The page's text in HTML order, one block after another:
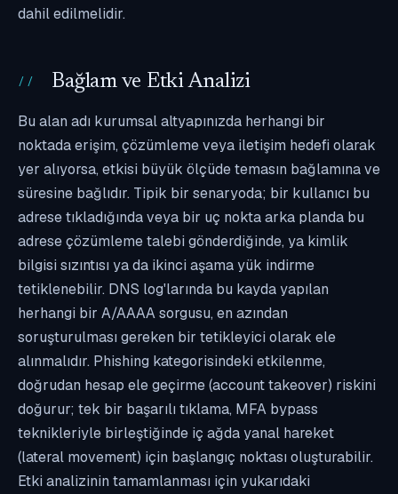
dahil edilmelidir.
Bağlam ve Etki Analizi
Bu alan adı kurumsal altyapınızda herhangi bir
noktada erişim, çözümleme veya iletişim hedefi olarak
yer alıyorsa, etkisi büyük ölçüde temasın bağlamına ve
süresine bağlıdır. Tipik bir senaryoda; bir kullanıcı bu
adrese tıkladığında veya bir uç nokta arka planda bu
adrese çözümleme talebi gönderdiğinde, ya kimlik
bilgisi sızıntısı ya da ikinci aşama yük indirme
tetiklenebilir. DNS log'larında bu kayda yapılan
herhangi bir A/AAAA sorgusu, en azından
soruşturulması gereken bir tetikleyici olarak ele
alınmalıdır. Phishing kategorisindeki etkilenme,
doğrudan hesap ele geçirme (account takeover) riskini
doğurur; tek bir başarılı tıklama, MFA bypass
teknikleriyle birleştiğinde iç ağda yanal hareket
(lateral movement) için başlangıç noktası oluşturabilir.
Etki analizinin tamamlanması için yukarıdaki